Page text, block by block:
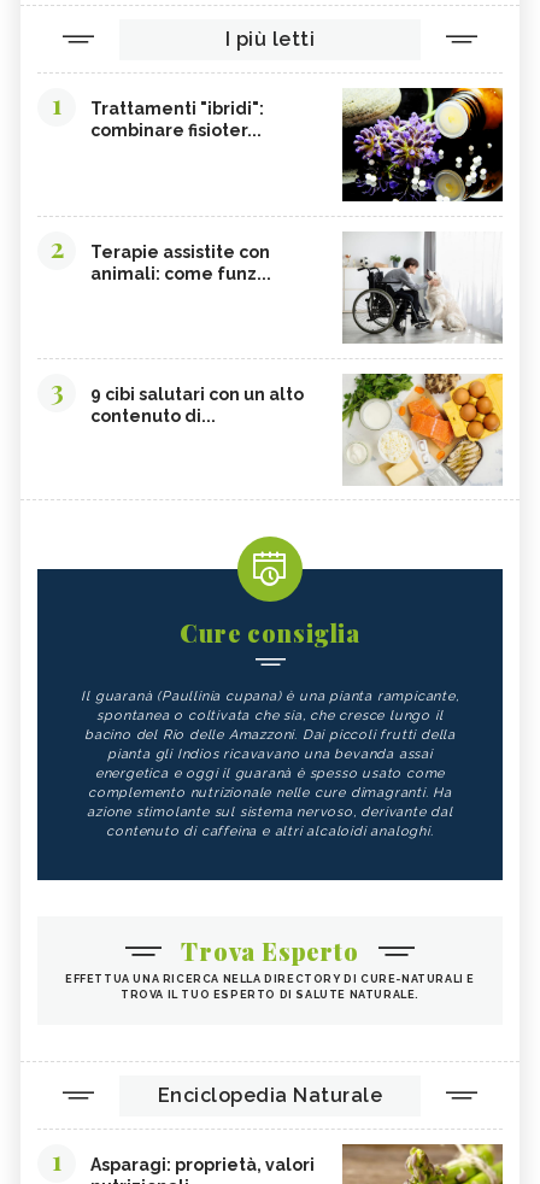
I più letti
1
Trattamenti "ibridi":
combinare fisioter...
2
Terapie assistite con
animali: come funz...
3
9 cibi salutari con un alto
contenuto di...
Cure consiglia
Il guaranà (Paullinia cupana) è una pianta rampicante,
spontanea o coltivata che sia, che cresce lungo il
bacino del Rio delle Amazzoni. Dai piccoli frutti della
pianta gli Indios ricavavano una bevanda assai
energetica e oggi il guaranà è spesso usato come
complemento nutrizionale nelle cure dimagranti. Ha
azione stimolante sul sistema nervoso, derivante dal
contenuto di caffeina e altri alcaloidi analoghi.
Trova Esperto
EFFETTUA UNA RICERCA NELLA DIRECTORY DI CURE-NATURALI E
TROVA IL TUO ESPERTO DI SALUTE NATURALE.
Enciclopedia Naturale
1
Asparagi: proprietà, valori